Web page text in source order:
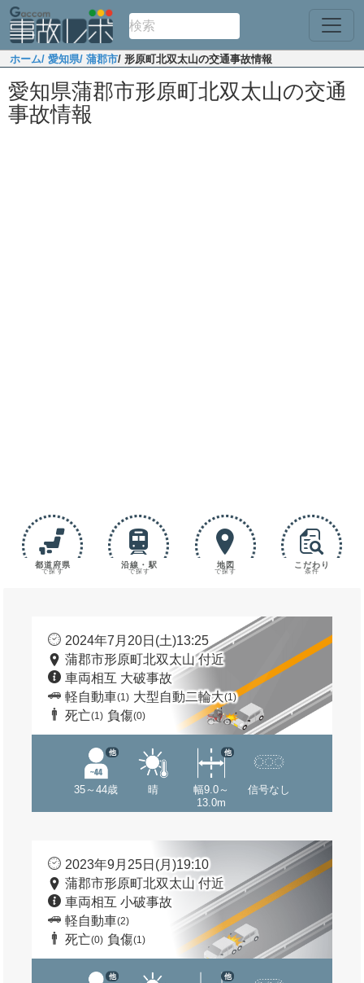
ホーム/ 愛知県/ 蒲郡市/ 形原町北双太山の交通事故情報
愛知県蒲郡市形原町北双太山の交通
事故情報
都道府県
で探す
沿線・駅
で探す
地図
で探す
こだわり
条件
2024年7月20日(土)13:25
蒲郡市形原町北双太山 付近
車両相互 大破事故
軽自動車(1) 大型自動二輪大(1)
死亡(1) 負傷(0)
35～44歳
他
晴
幅9.0～
13.0m
他
信号なし
2023年9月25日(月)19:10
蒲郡市形原町北双太山 付近
車両相互 小破事故
軽自動車(2)
死亡(0) 負傷(1)
他 他